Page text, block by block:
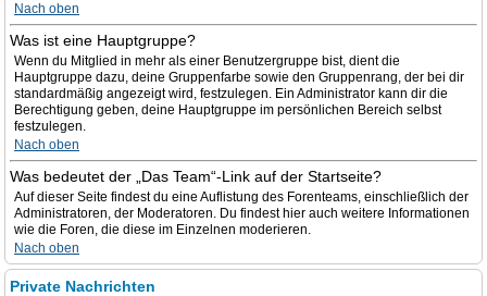
Nach oben
Was ist eine Hauptgruppe?
Wenn du Mitglied in mehr als einer Benutzergruppe bist, dient die
Hauptgruppe dazu, deine Gruppenfarbe sowie den Gruppenrang, der bei dir
standardmäßig angezeigt wird, festzulegen. Ein Administrator kann dir die
Berechtigung geben, deine Hauptgruppe im persönlichen Bereich selbst
festzulegen.
Nach oben
Was bedeutet der „Das Team“-Link auf der Startseite?
Auf dieser Seite findest du eine Auflistung des Forenteams, einschließlich der
Administratoren, der Moderatoren. Du findest hier auch weitere Informationen
wie die Foren, die diese im Einzelnen moderieren.
Nach oben
Private Nachrichten